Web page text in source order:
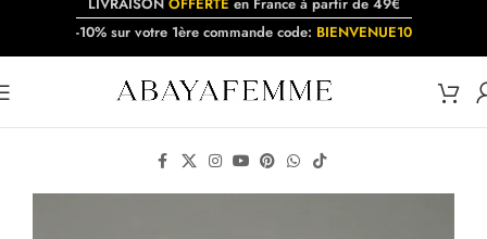
-10% sur votre 1ère commande code: BIENVENUE10